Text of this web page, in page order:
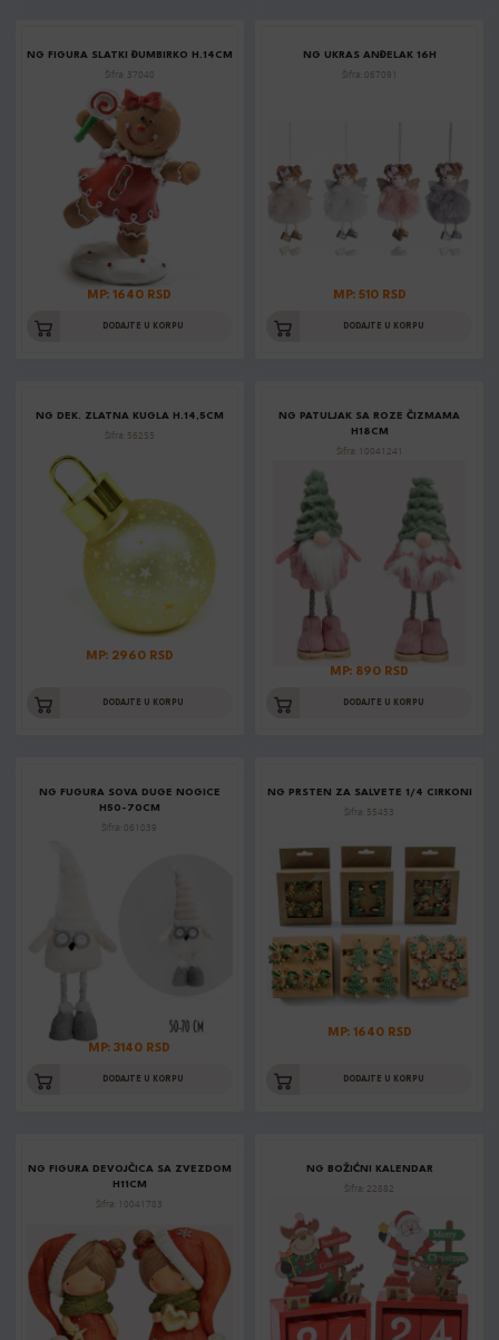
NG FIGURA SLATKI ĐUMBIRKO H.14CM
Šifra: 37040
MP: 1640 RSD
DODAJTE U KORPU
NG UKRAS ANĐELAK 16H
Šifra: 067091
MP: 510 RSD
DODAJTE U KORPU
NG DEK. ZLATNA KUGLA H.14,5CM
Šifra: 56255
MP: 2960 RSD
DODAJTE U KORPU
NG PATULJAK SA ROZE ČIZMAMA
H18CM
Šifra: 10041241
MP: 890 RSD
DODAJTE U KORPU
NG FUGURA SOVA DUGE NOGICE
H50-70CM
Šifra: 061039
MP: 3140 RSD
DODAJTE U KORPU
NG PRSTEN ZA SALVETE 1/4 CIRKONI
Šifra: 55453
MP: 1640 RSD
DODAJTE U KORPU
NG FIGURA DEVOJČICA SA ZVEZDOM
H11CM
Šifra: 10041783
NG BOŽIĆNI KALENDAR
Šifra: 22882